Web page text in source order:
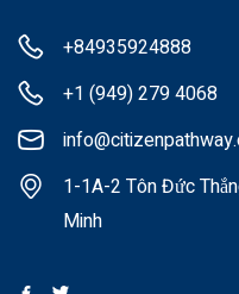
+84935924888
+1 (949) 279 4068
1-1A-2 Tôn Đức
Minh